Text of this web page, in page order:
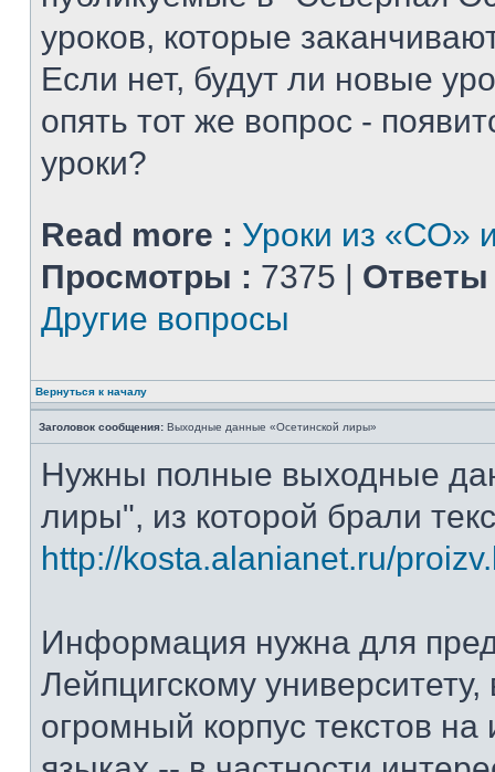
уроков, которые
Если нет, будут ли новые
опять тот же вопрос -
уроки?
Read more : Уроки из «СО»
Просмотры : 7375 | Ответы
Другие вопросы
Вернуться к началу
Заголовок сообщения: Выходные данные «Осетинской лиры»
Нужны полные выходные
лиры", из которой брали
http://kosta.alanianet.ru/
Информация нужна для
Лейпцигскому
огромный корпус текстов на